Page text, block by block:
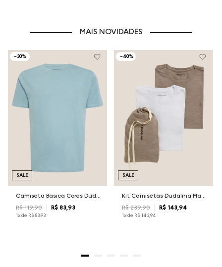
MAIS NOVIDADES
-30%
R$ 119,90 R$ 83, 93
1x de R$ 83,93
SALE
-40%
R$ 239,90 R$ 143, 94
1x de R$ 143,94
SALE